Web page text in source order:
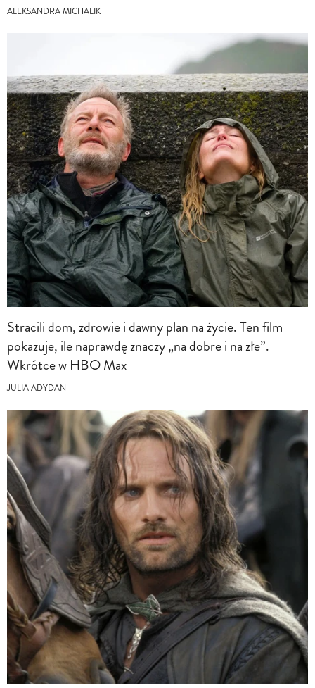
ALEKSANDRA MICHALIK
Stracili dom, zdrowie i dawny plan na życie. Ten film
pokazuje, ile naprawdę znaczy „na dobre i na złe”.
Wkrótce w HBO Max
JULIA ADYDAN